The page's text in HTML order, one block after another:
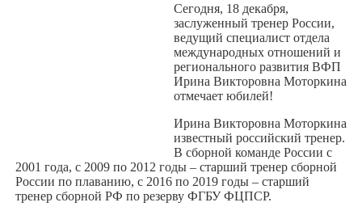
Сегодня, 18 декабря,
заслуженный тренер России,
ведущий специалист отдела
международных отношений и
регионального развития ВФП
Ирина Викторовна Моторкина
отмечает юбилей!
Ирина Викторовна Моторкина
известный российский тренер.
В сборной команде России с
2001 года, с 2009 по 2012 годы – старший тренер сборной
России по плаванию, с 2016 по 2019 годы – старший
тренер сборной РФ по резерву ФГБУ ФЦПСР.